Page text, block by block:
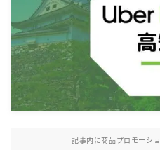
収入シミュレーター
配達員の体験談・口コミ
お得に注文する
Uber Eatsの注文ガイド
記事内に商品プロモーシ